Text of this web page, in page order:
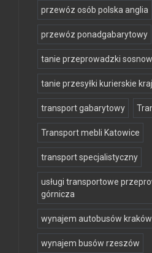
przewóz osób polska anglia
przewóz ponadgabarytowy
tanie przeprowadzki
tanie przesyłki kurierskie
transport gabarytowy
Transport mebli Katowice
transport specjalistyczny
usługi transportowe
górnicza
wynajem autobusów kraków
wynajem busów rzeszów